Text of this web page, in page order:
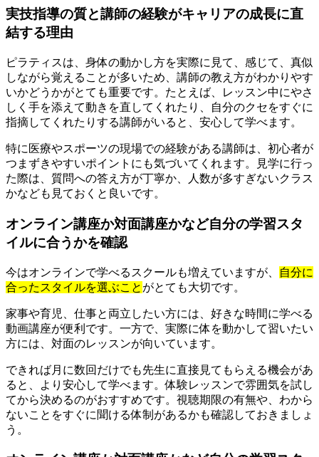
実技指導の質と講師の経験がキャリアの成長に直
結する理由
ピラティスは、身体の動かし方を実際に見て、感じて、真似
しながら覚えることが多いため、講師の教え方がわかりやす
いかどうかがとても重要です。たとえば、レッスン中にやさ
しく手を添えて動きを直してくれたり、自分のクセをすぐに
指摘してくれたりする講師がいると、安心して学べます。
特に医療やスポーツの現場での経験がある講師は、初心者が
つまずきやすいポイントにも気づいてくれます。見学に行っ
た際は、質問への答え方が丁寧か、人数が多すぎないクラス
かなども見ておくと良いです。
オンライン講座か対面講座かなど自分の学習スタ
イルに合うかを確認
今はオンラインで学べるスクールも増えていますが、
自分に
合ったスタイルを選ぶこと がとても大切です。
家事や育児、仕事と両立したい方には、好きな時間に学べる
動画講座が便利です。一方で、実際に体を動かして習いたい
方には、対面のレッスンが向いています。
できれば月に数回だけでも先生に直接見てもらえる機会があ
ると、より安心して学べます。体験レッスンで雰囲気を試し
てから決めるのがおすすめです。視聴期限の有無や、わから
ないことをすぐに聞ける体制があるかも確認しておきましょ
う。